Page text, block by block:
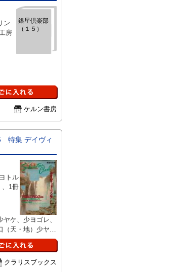
銀星倶楽部
（１５）
ン
ケルン書房
特集 デイヴィ
工房 、1994年 、1冊
ケ、少ヨゴレ、
天・地）少ヤ
クラリスブックス